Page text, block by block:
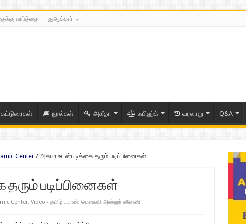
வார்த்தை துஆக்கள்
கட்டுரைகள் நூல்கள் அகீதா ஃபிஹ்க் வரலாறு Q&A
Center / அகபா உடன்படிக்கை தரும் படிப்பினைகள்
படிப்பினைகள்
Center, Video - தமிழ் பயான், மௌலவி அஸ்ஹர் ஸீலானி